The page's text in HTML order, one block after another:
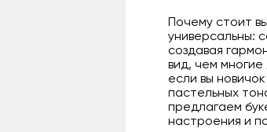
Почему стоит
универсальны:
создавая
вид, чем многие
если вы
пастельных
предлагаем
настроения и